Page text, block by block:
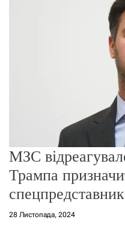
МЗС
Трампа
28 Листопада, 2024